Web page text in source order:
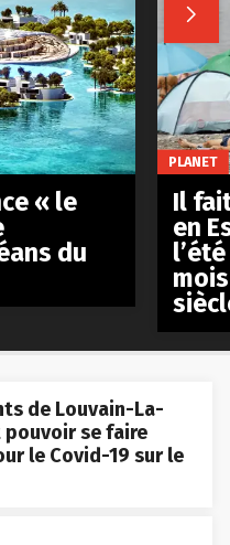
de Louvain-La-
pouvoir se faire
le Covid-19 sur le

« le
du
PLANET
Il
en